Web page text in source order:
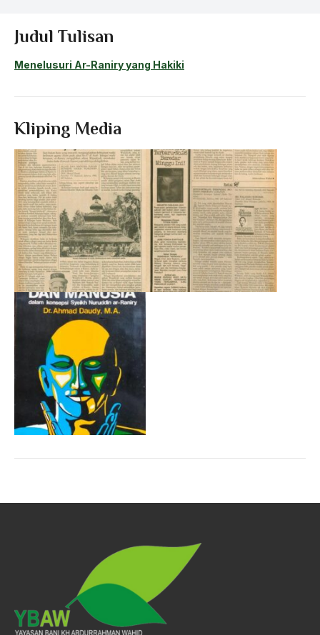
Judul Tulisan
Menelusuri Ar-Raniry yang Hakiki
Kliping Media